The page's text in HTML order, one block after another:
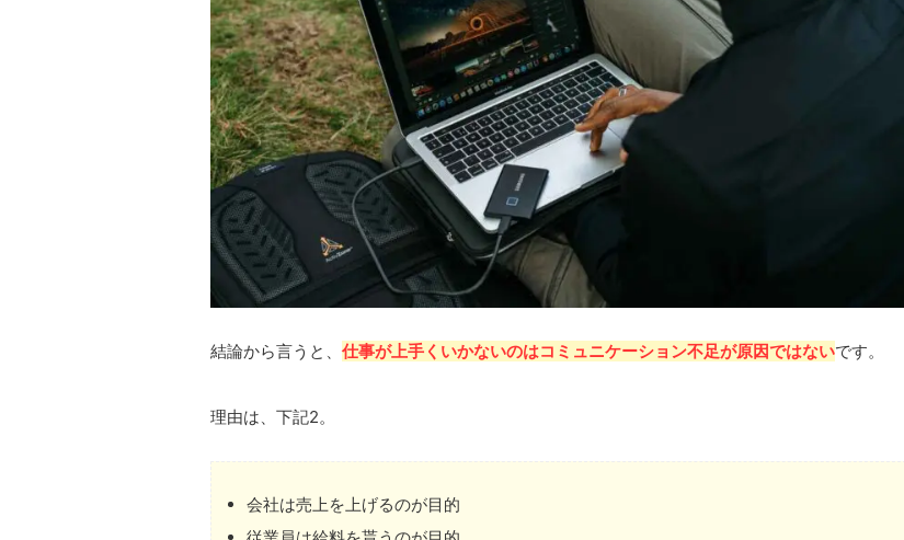
結論から言うと、 仕事が上手くいかないのはコミュニケーション不足が原因ではないです。
理由は、下記2。
会社は売上を上げるのが目的